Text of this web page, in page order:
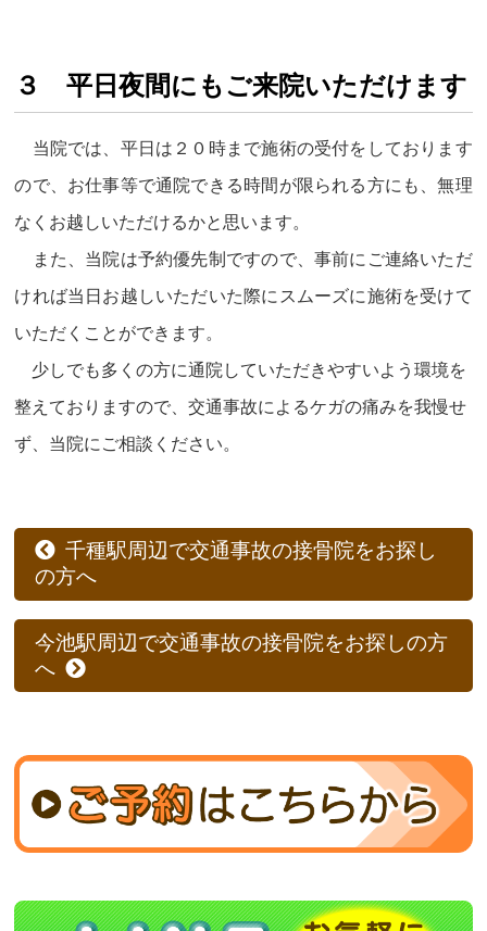
３ 平日夜間にもご来院いただけます
当院では、平日は２０時まで施術の受付をしております
ので、お仕事等で通院できる時間が限られる方にも、無理
なくお越しいただけるかと思います。
また、当院は予約優先制ですので、事前にご連絡いただ
ければ当日お越しいただいた際にスムーズに施術を受けて
いただくことができます。
少しでも多くの方に通院していただきやすいよう環境を
整えておりますので、交通事故によるケガの痛みを我慢せ
ず、当院にご相談ください。
千種駅周辺で交通事故の接骨院をお探し
の方へ
今池駅周辺で交通事故の接骨院をお探しの方
へ